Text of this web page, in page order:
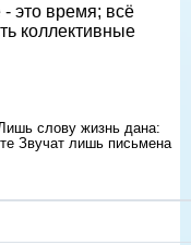
это время; всë
коллективные
слову жизнь дана:
Звучат лишь письмена